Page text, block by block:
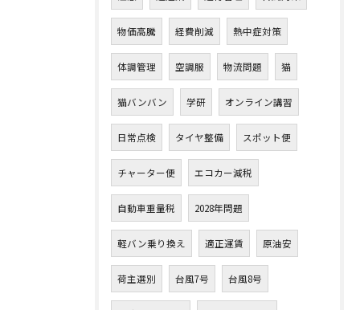
物価高騰 経費削減 熱中症対策
体調管理 空調服 物流問題 猫
猫バンバン 学研 オンライン講習
日常点検 タイヤ整備 スポット便
チャーター便 エコカー減税
自動車重量税 2028年問題
軽バン乗り換え 適正運賃 原油安
荷主選別 台風7号 台風8号